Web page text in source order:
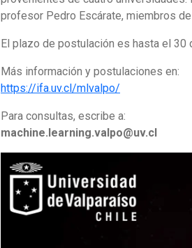
profesor Pedro Escárate, miembros
El plazo de postulación es hasta el
Más información y postulaciones en:
https://ifa.uv.cl/mlvalpo/
Para consultas, escribe a:
machine.learning.valpo@uv.cl